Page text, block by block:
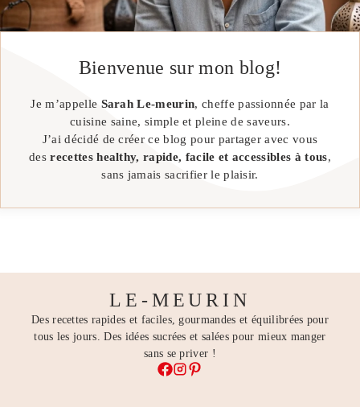
Bienvenue sur mon blog!
Je m’appelle Sarah Le-meurin, cheffe passionnée par la
cuisine saine, simple et pleine de saveurs.
J’ai décidé de créer ce blog pour partager avec vous
desrecettes healthy, rapide, facile et accessibles à tous,
sans jamais sacrifier le plaisir.
LE-MEURIN
Des recettes rapides et faciles, gourmandes et équilibrées pour
tous les jours. Des idées sucrées et salées pour mieux manger
sans se priver !